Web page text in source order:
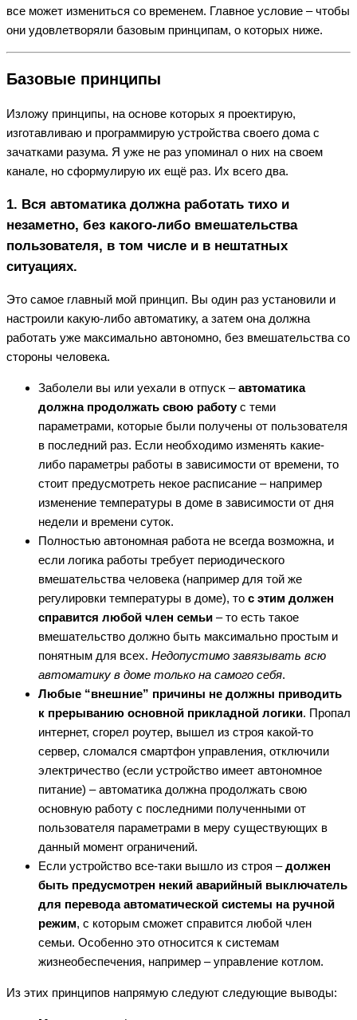
все может измениться со временем. Главное условие – чтобы
они удовлетворяли базовым принципам, о которых ниже.
Базовые принципы
Изложу принципы, на основе которых я проектирую,
изготавливаю и программирую устройства своего дома с
зачатками разума. Я уже не раз упоминал о них на своем
канале, но сформулирую их ещё раз. Их всего два.
1. Вся автоматика должна работать тихо и
незаметно, без какого-либо вмешательства
пользователя, в том числе и в нештатных
ситуациях.
Это самое главный мой принцип. Вы один раз установили и
настроили какую-либо автоматику, а затем она должна
работать уже максимально автономно, без вмешательства со
стороны человека.
Заболели вы или уехали в отпуск –автоматика
должна продолжать свою работус теми
параметрами, которые были получены от пользователя
в последний раз. Если необходимо изменять какие-
либо параметры работы в зависимости от времени, то
стоит предусмотреть некое расписание – например
изменение температуры в доме в зависимости от дня
недели и времени суток.
Полностью автономная работа не всегда возможна, и
если логика работы требует периодического
вмешательства человека (например для той же
регулировки температуры в доме), то с этим должен
справится любой член семьи – то есть такое
вмешательство должно быть максимально простым и
понятным для всех. Недопустимо завязывать всю
автоматику в доме только на самого себя.
Любые “внешние” причины не должны приводить
к прерыванию основной прикладной логики. Пропал
интернет, сгорел роутер, вышел из строя какой-то
сервер, сломался смартфон управления, отключили
электричество (если устройство имеет автономное
питание) – автоматика должна продолжать свою
основную работу с последними полученными от
пользователя параметрами в меру существующих в
данный момент ограничений.
Если устройство все-таки вышло из строя –должен
быть предусмотрен некий аварийный выключатель
для перевода автоматической системы на ручной
режим, с которым сможет справится любой член
семьи. Особенно это относится к системам
жизнеобеспечения, например – управление котлом.
Из этих принципов напрямую следуют следующие выводы: